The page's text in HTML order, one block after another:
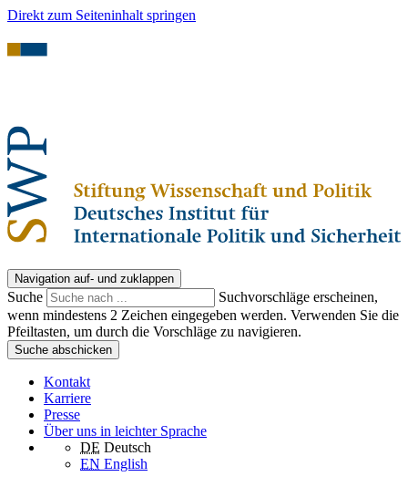
Direkt zum Seiteninhalt springen
Navigation auf- und zuklappen
Suche
Suchvorschläge erscheinen,
wenn mindestens 2 Zeichen eingegeben werden. Verwenden Sie die
Pfeiltasten, um durch die Vorschläge zu navigieren.
Suche abschicken
Kontakt
Karriere
Presse
Über uns in leichter Sprache
DE Deutsch
EN English